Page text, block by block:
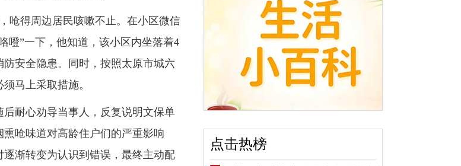
得周边居民咳嗽不止。在小区微信
噔”一下，他知道，该小区内坐落着4
安全隐患。同时，按照太原市城六
马上采取措施。
耐心劝导当事人，反复说明文保单
呛味道对高龄住户们的严重影响
渐转变为认识到错误，最终主动配
点击热榜